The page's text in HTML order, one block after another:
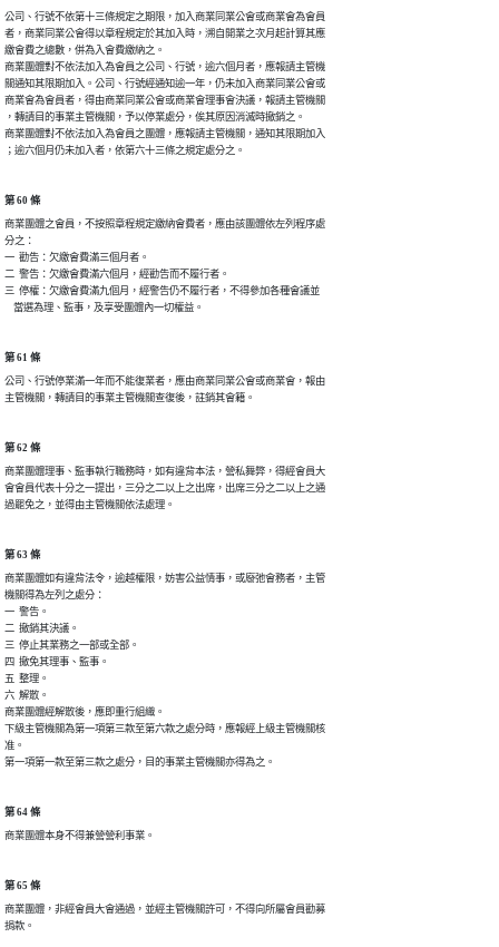
公司、行號不依第十三條規定之期限，加入商業同業公會或商業會為會員
者，商業同業公會得以章程規定於其加入時，溯自開業之次月起計算其應
繳會費之總數，併為入會費繳納之。
商業團體對不依法加入為會員之公司、行號，逾六個月者，應報請主管機
關通知其限期加入。公司、行號經通知逾一年，仍未加入商業同業公會或
商業會為會員者，得由商業同業公會或商業會理事會決議，報請主管機關
，轉請目的事業主管機關，予以停業處分，俟其原因消滅時撤銷之。
商業團體對不依法加入為會員之團體，應報請主管機關，通知其限期加入
；逾六個月仍未加入者，依第六十三條之規定處分之。
第 60 條
商業團體之會員，不按照章程規定繳納會費者，應由該團體依左列程序處
分之：
一  勸告：欠繳會費滿三個月者。
二  警告：欠繳會費滿六個月，經勸告而不履行者。
三  停權：欠繳會費滿九個月，經警告仍不履行者，不得參加各種會議並
    當選為理、監事，及享受團體內一切權益。
第 61 條
公司、行號停業滿一年而不能復業者，應由商業同業公會或商業會，報由
主管機關，轉請目的事業主管機關查復後，註銷其會籍。
第 62 條
商業團體理事、監事執行職務時，如有違背本法，營私舞弊，得經會員大
會會員代表十分之一提出，三分之二以上之出席，出席三分之二以上之通
過罷免之，並得由主管機關依法處理。
第 63 條
商業團體如有違背法令，逾越權限，妨害公益情事，或廢弛會務者，主管
機關得為左列之處分：
一  警告。
二  撤銷其決議。
三  停止其業務之一部或全部。
四  撤免其理事、監事。
五  整理。
六  解散。
商業團體經解散後，應即重行組織。
下級主管機關為第一項第三款至第六款之處分時，應報經上級主管機關核
准。
第一項第一款至第三款之處分，目的事業主管機關亦得為之。
第 64 條
商業團體本身不得兼營營利事業。
第 65 條
商業團體，非經會員大會通過，並經主管機關許可，不得向所屬會員勸募
捐款。